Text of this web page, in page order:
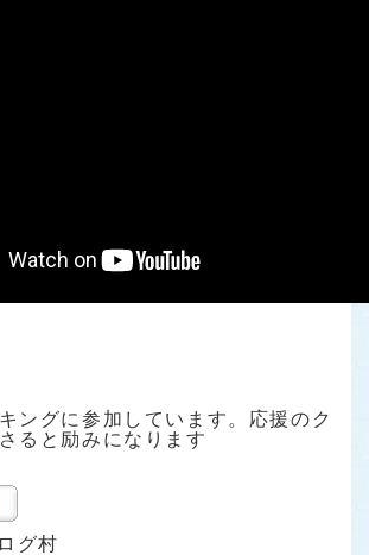
ングに参加しています。応援のク
ると励みになります
グ村